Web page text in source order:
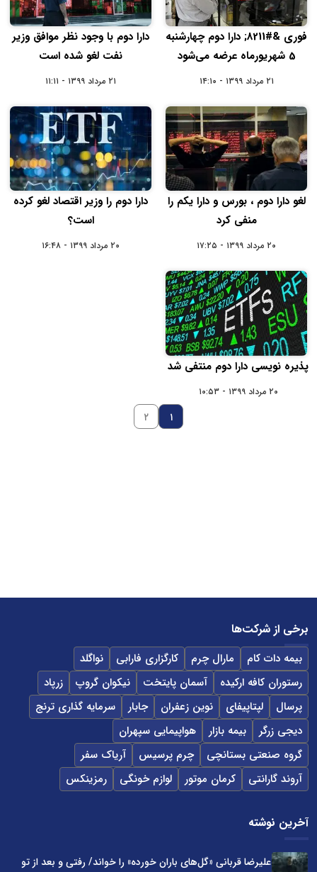
فوری &#8211; دارا دوم چهارشنبه
5 شهریورماه عرضه می‌شود
۲۱ مرداد ۱۳۹۹ - ۱۴:۱۰
دارا دوم با وجود نظر موافق وزیر
نفت لغو شده است
۲۱ مرداد ۱۳۹۹ - ۱۱:۱۱
لغو دارا دوم ، بورس و دارا یکم را
منفی کرد
۲۰ مرداد ۱۳۹۹ - ۱۷:۲۵
دارا دوم را وزیر اقتصاد لغو کرده
است؟
۲۰ مرداد ۱۳۹۹ - ۱۶:۴۸
پذیره نویسی دارا دوم منتفی شد
۲۰ مرداد ۱۳۹۹ - ۱۰:۵۳
۱ ۲
برخی از شرکت‌ها
بیمه دات کام مارال چرم کارگزاری فارابی
نواگلد
رستوران کافه ارکیده
آسمان پایتخت نیکوان گروپ
زرپاد
پرسال
لپتاپیفای نوین زعفران جابار
سرمایه گذاری ترنج
دیجی زرگر
بیمه بازار
هواپیمایی سپهران
گروه صنعتی بستانچی
چرم پرسیس
آریاک سفر
آروند گارانتی
کرمان موتور لوازم خونگی رمزینکس
آخرین نوشته
علیرضا قربانی «گل‌های باران خورده» را خواند/ رفتی و بعد از تو